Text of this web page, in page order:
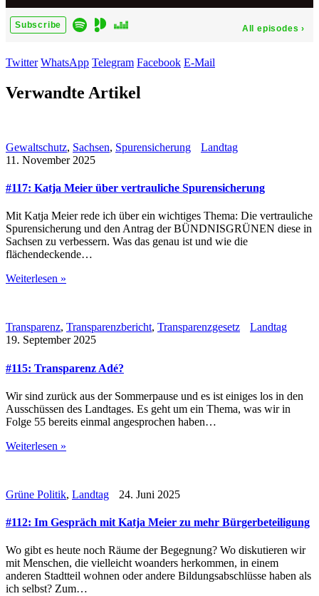
Twitter WhatsApp Telegram Facebook E-Mail
Verwandte Artikel
Gewaltschutz, Sachsen, Spurensicherung
Landtag
11. November 2025
#117: Katja Meier über vertrauliche Spurensicherung
Mit Katja Meier rede ich über ein wichtiges Thema: Die vertrauliche
Spurensicherung und den Antrag der BÜNDNISGRÜNEN diese in
Sachsen zu verbessern. Was das genau ist und wie die
flächendeckende…
Weiterlesen »
Transparenz, Transparenzbericht, Transparenzgesetz
Landtag
19. September 2025
#115: Transparenz Adé?
Wir sind zurück aus der Sommerpause und es ist einiges los in den
Ausschüssen des Landtages. Es geht um ein Thema, was wir in
Folge 55 bereits einmal angesprochen haben…
Weiterlesen »
Grüne Politik, Landtag 24. Juni 2025
#112: Im Gespräch mit Katja Meier zu mehr Bürgerbeteiligung
Wo gibt es heute noch Räume der Begegnung? Wo diskutieren wir
mit Menschen, die vielleicht woanders herkommen, in einem
anderen Stadtteil wohnen oder andere Bildungsabschlüsse haben als
ich selbst? Zum…